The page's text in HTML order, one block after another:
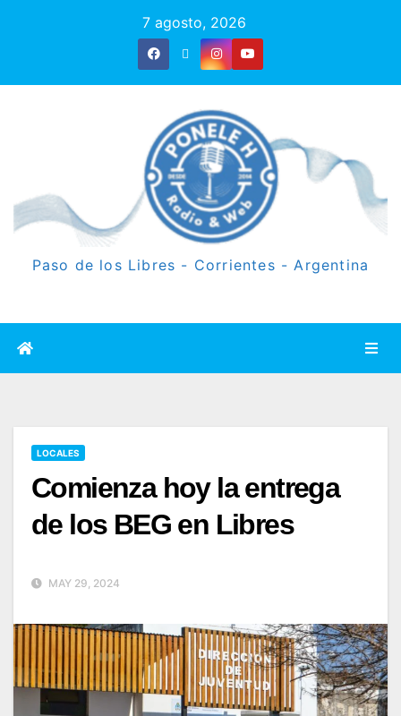
7 agosto, 2026
Paso de los Libres - Corrientes - Argentina
LOCALES
Comienza hoy la entrega
de los BEG en Libres
MAY 29, 2024